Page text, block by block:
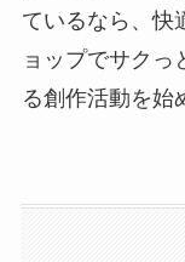
ているなら、快
ョップでサクっ
る創作活動を始